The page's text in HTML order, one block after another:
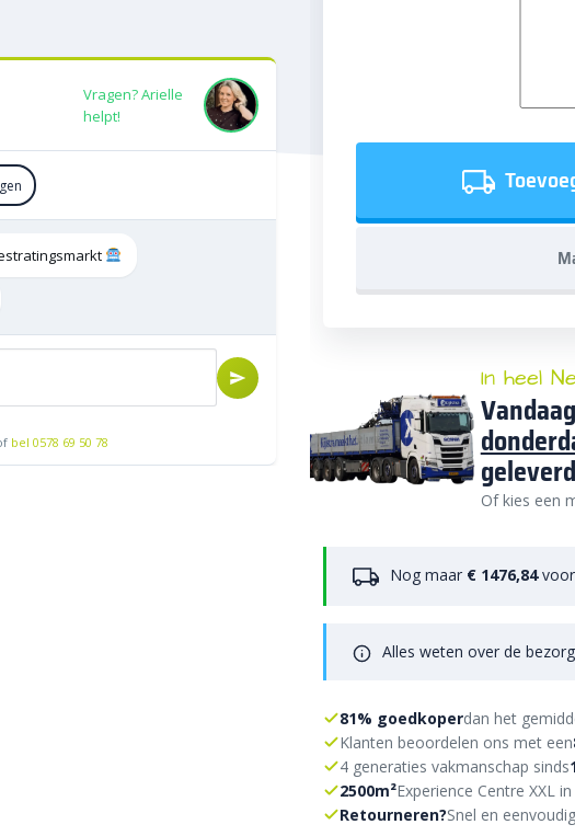
Vragen? Arielle
helpt!
bel 0578 69 50 78
In heel
geleverd
Of kies een
Nog maar € 1476,84voor
Alles weten over de
81% goedkoperdan het
Klanten beoordelen ons met een
4 generaties vakmanschap sinds
2500m²Experience Centre XXL
Retourneren?Snel en